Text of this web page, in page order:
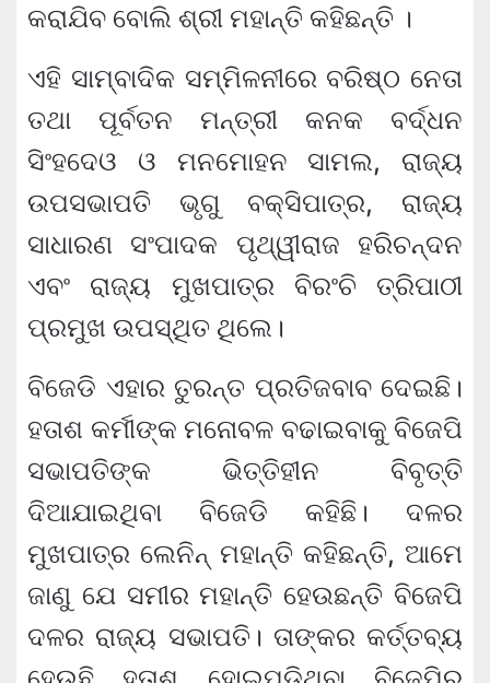
କରାଯିବ ବୋଲି ଶ୍ରୀ ମହାନ୍ତି କହିଛନ୍ତି ।
ଏହି ସାମ୍ବାଦିକ ସମ୍ମିଳନୀରେ ବରିଷ୍ଠ ନେତା
ତଥା ପୂର୍ବତନ ମନ୍ତ୍ରୀ କନକ ବର୍ଦ୍ଧନ
ସିଂହଦେଓ ଓ ମନମୋହନ ସାମଲ, ରାଜ୍ୟ
ଉପସଭାପତି ଭୃଗୁ ବକ୍ସିପାତ୍ର, ରାଜ୍ୟ
ସାଧାରଣ ସଂପାଦକ ପୃଥ୍ୱୀରାଜ ହରିଚନ୍ଦନ
ଏବଂ ରାଜ୍ୟ ମୁଖପାତ୍ର ବିରଂଚି ତ୍ରିପାଠୀ
ପ୍ରମୁଖ ଉପସ୍ଥିତ ଥିଲେ।
ବିଜେଡି ଏହାର ତୁରନ୍ତ ପ୍ରତିଜବାବ ଦେଇଛି।
ହତାଶ କର୍ମୀଙ୍କ ମନୋବଳ ବଢାଇବାକୁ ବିଜେପି
ସଭାପତିଙ୍କ ଭିତ୍ତିହୀନ ବିବୃତ୍ତି
ଦିଆଯାଇଥିବା ବିଜେଡି କହିଛି। ଦଳର
ମୁଖପାତ୍ର ଲେନିନ୍ ମହାନ୍ତି କହିଛନ୍ତି, ଆମେ
ଜାଣୁ ଯେ ସମୀର ମହାନ୍ତି ହେଉଛନ୍ତି ବିଜେପି
ଦଳର ରାଜ୍ୟ ସଭାପତି। ତାଙ୍କର କର୍ତ୍ତବ୍ୟ